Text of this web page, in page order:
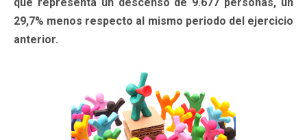
29,7% menos respecto al mismo periodo del ejercicio
anterior.